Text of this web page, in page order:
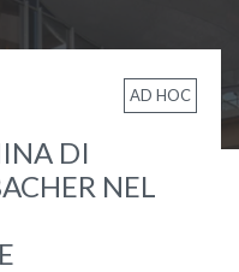
AD HOC
DI
NEL